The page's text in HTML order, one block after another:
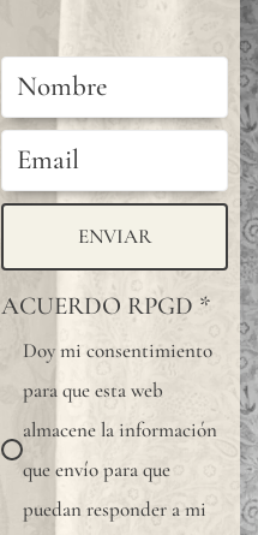
ENVIAR
ACUERDO RPGD *
Doy mi consentimiento
para que esta web
almacene la información
que envío para que
puedan responder a mi